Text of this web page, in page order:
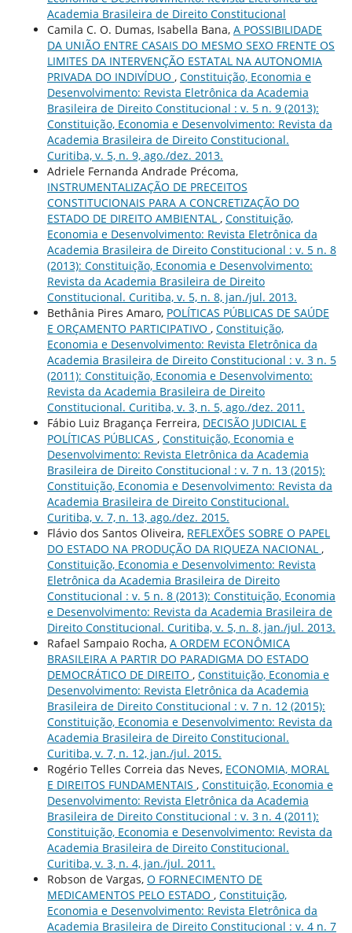
Academia Brasileira de Direito Constitucional
Camila C. O. Dumas, Isabella Bana, A POSSIBILIDADE
DA UNIÃO ENTRE CASAIS DO MESMO SEXO FRENTE OS
LIMITES DA INTERVENÇÃO ESTATAL NA AUTONOMIA
PRIVADA DO INDIVÍDUO , Constituição, Economia e
Desenvolvimento: Revista Eletrônica da Academia
Brasileira de Direito Constitucional : v. 5 n. 9 (2013):
Constituição, Economia e Desenvolvimento: Revista da
Academia Brasileira de Direito Constitucional.
Curitiba, v. 5, n. 9, ago./dez. 2013.
Adriele Fernanda Andrade Précoma,
INSTRUMENTALIZAÇÃO DE PRECEITOS
CONSTITUCIONAIS PARA A CONCRETIZAÇÃO DO
ESTADO DE DIREITO AMBIENTAL , Constituição,
Economia e Desenvolvimento: Revista Eletrônica da
Academia Brasileira de Direito Constitucional : v. 5 n. 8
(2013): Constituição, Economia e Desenvolvimento:
Revista da Academia Brasileira de Direito
Constitucional. Curitiba, v. 5, n. 8, jan./jul. 2013.
Bethânia Pires Amaro, POLÍTICAS PÚBLICAS DE SAÚDE
E ORÇAMENTO PARTICIPATIVO , Constituição,
Economia e Desenvolvimento: Revista Eletrônica da
Academia Brasileira de Direito Constitucional : v. 3 n. 5
(2011): Constituição, Economia e Desenvolvimento:
Revista da Academia Brasileira de Direito
Constitucional. Curitiba, v. 3, n. 5, ago./dez. 2011.
Fábio Luiz Bragança Ferreira, DECISÃO JUDICIAL E
POLÍTICAS PÚBLICAS , Constituição, Economia e
Desenvolvimento: Revista Eletrônica da Academia
Brasileira de Direito Constitucional : v. 7 n. 13 (2015):
Constituição, Economia e Desenvolvimento: Revista da
Academia Brasileira de Direito Constitucional.
Curitiba, v. 7, n. 13, ago./dez. 2015.
Flávio dos Santos Oliveira, REFLEXÕES SOBRE O PAPEL
DO ESTADO NA PRODUÇÃO DA RIQUEZA NACIONAL ,
Constituição, Economia e Desenvolvimento: Revista
Eletrônica da Academia Brasileira de Direito
Constitucional : v. 5 n. 8 (2013): Constituição, Economia
e Desenvolvimento: Revista da Academia Brasileira de
Direito Constitucional. Curitiba, v. 5, n. 8, jan./jul. 2013.
Rafael Sampaio Rocha, A ORDEM ECONÔMICA
BRASILEIRA A PARTIR DO PARADIGMA DO ESTADO
DEMOCRÁTICO DE DIREITO , Constituição, Economia e
Desenvolvimento: Revista Eletrônica da Academia
Brasileira de Direito Constitucional : v. 7 n. 12 (2015):
Constituição, Economia e Desenvolvimento: Revista da
Academia Brasileira de Direito Constitucional.
Curitiba, v. 7, n. 12, jan./jul. 2015.
Rogério Telles Correia das Neves, ECONOMIA, MORAL
E DIREITOS FUNDAMENTAIS , Constituição, Economia e
Desenvolvimento: Revista Eletrônica da Academia
Brasileira de Direito Constitucional : v. 3 n. 4 (2011):
Constituição, Economia e Desenvolvimento: Revista da
Academia Brasileira de Direito Constitucional.
Curitiba, v. 3, n. 4, jan./jul. 2011.
Robson de Vargas, O FORNECIMENTO DE
MEDICAMENTOS PELO ESTADO , Constituição,
Economia e Desenvolvimento: Revista Eletrônica da
Academia Brasileira de Direito Constitucional : v. 4 n. 7